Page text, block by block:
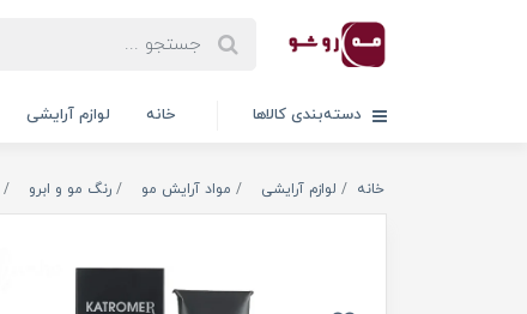
دسته‌بندی کالاها خانه لوازم آرایشی
خانه لوازم آرایشی مواد آرایش مو رنگ مو و ابرو